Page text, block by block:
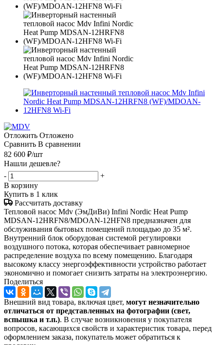
Отложить Отложено
Сравнить В сравнении
82 600 ₽/шт
Нашли дешевле?
-
+
В корзину
Купить в 1 клик
Рассчитать доставку
Тепловой насос Mdv (ЭмДиВи) Infini Nordic Heat Pump
MDSAN-12HRFN8/MDOAN-12HFN8 предназначен для
обслуживания бытовых помещений площадью до 35 м².
Внутренний блок оборудован системой регулировки
воздушного потока, которая обеспечивает равномерное
распределение воздуха по всему помещению. Благодаря
высокому классу энергоэффективности устройство работает
экономично и помогает снизить затраты на электроэнергию.
Поделиться
Внешний вид товара, включая цвет, могут незначительно
отличаться от представленных на фотографии (свет,
вспышка и т.п.). В случае возникновения у покупателя
вопросов, касающихся свойств и характеристик товара, перед
оформлением заказа, покупатель может обратиться к